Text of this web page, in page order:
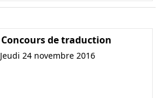
Concours de traduction
Jeudi 24 novembre 2016